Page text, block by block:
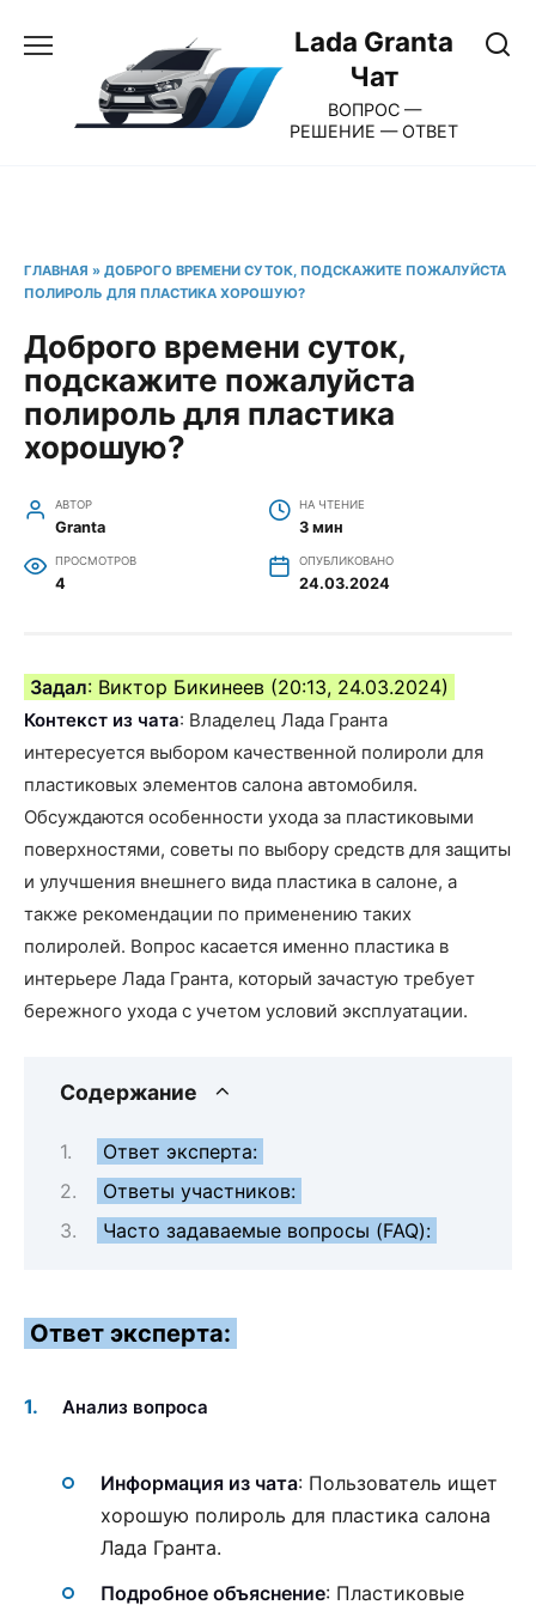
содержанию
Lada Granta
Чат
ВОПРОС —
РЕШЕНИЕ — ОТВЕТ
ГЛАВНАЯ » ДОБРОГО ВРЕМЕНИ СУТОК, ПОДСКАЖИТЕ ПОЖАЛУЙСТА
ПОЛИРОЛЬ ДЛЯ ПЛАСТИКА ХОРОШУЮ?
Доброго времени суток,
подскажите пожалуйста
полироль для пластика
хорошую?
АВТОР
Granta
НА ЧТЕНИЕ
3 мин
ПРОСМОТРОВ
4
ОПУБЛИКОВАНО
24.03.2024
Задал: Виктор Бикинеев (20:13, 24.03.2024)
Контекст из чата: Владелец Лада Гранта
интересуется выбором качественной полироли для
пластиковых элементов салона автомобиля.
Обсуждаются особенности ухода за пластиковыми
поверхностями, советы по выбору средств для защиты
и улучшения внешнего вида пластика в салоне, а
также рекомендации по применению таких
полиролей. Вопрос касается именно пластика в
интерьере Лада Гранта, который зачастую требует
бережного ухода с учетом условий эксплуатации.
Содержание
Ответ эксперта:
Ответы участников:
Часто задаваемые вопросы (FAQ):
Ответ эксперта:
Анализ вопроса
Информация из чата: Пользователь ищет
хорошую полироль для пластика салона
Лада Гранта.
Подробное объяснение: Пластиковые